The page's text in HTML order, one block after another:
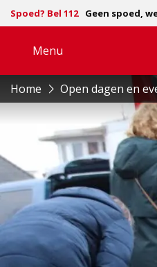
Spoed? Bel 112 Geen spoed,
Menu
navigatie
Home Open dagen en